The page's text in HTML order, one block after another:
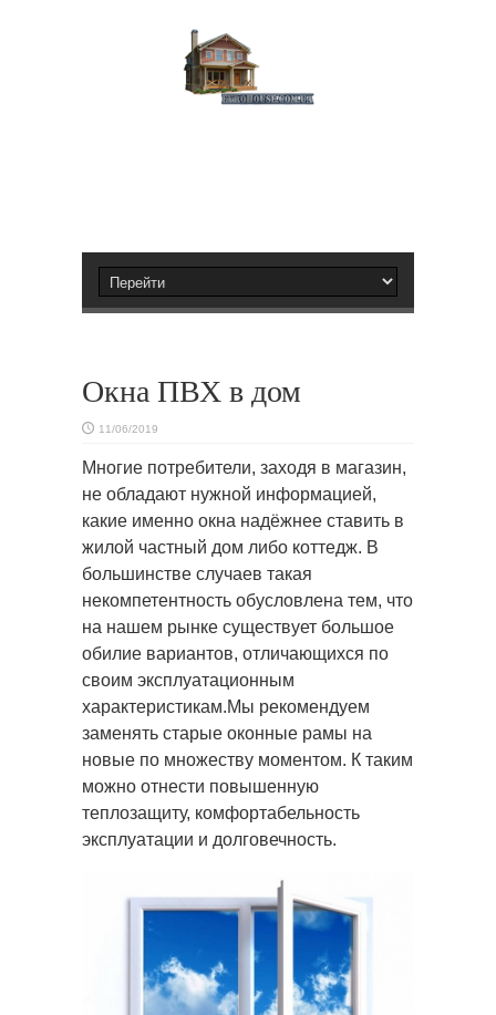
Окна ПВХ в дом
11/06/2019
Многие потребители, заходя в магазин,
не обладают нужной информацией,
какие именно окна надёжнее ставить в
жилой частный дом либо коттедж. В
большинстве случаев такая
некомпетентность обусловлена тем, что
на нашем рынке существует большое
обилие вариантов, отличающихся по
своим эксплуатационным
характеристикам.Мы рекомендуем
заменять старые оконные рамы на
новые по множеству моментом. К таким
можно отнести повышенную
теплозащиту, комфортабельность
эксплуатации и долговечность.